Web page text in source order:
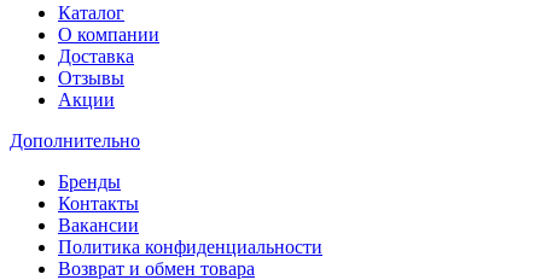
Каталог
О компании
Доставка
Отзывы
Акции
Дополнительно
Бренды
Контакты
Вакансии
Политика конфиденциальности
Возврат и обмен товара